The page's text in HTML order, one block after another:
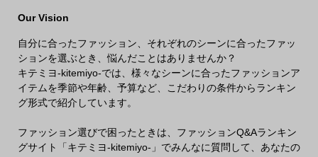
Our Vision
自分に合ったファッション、それぞれのシーンに合ったファッ
ションを選ぶとき、悩んだことはありませんか？
キテミヨ-kitemiyo-では、様々なシーンに合ったファッションア
イテムを季節や年齢、予算など、こだわりの条件からランキン
グ形式で紹介しています。
ファッション選びで困ったときは、ファッションQ&Aランキン
グサイト「キテミヨ-kitemiyo-」でみんなに質問して、あなたの